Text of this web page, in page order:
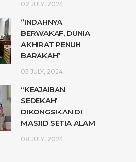
02 JULY, 2024
“INDAHNYA
BERWAKAF, DUNIA
AKHIRAT PENUH
BARAKAH”
05 JULY, 2024
“KEAJAIBAN
SEDEKAH”
DIKONGSIKAN DI
MASJID SETIA ALAM
08 JULY, 2024